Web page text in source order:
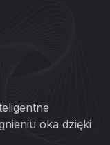
oka dzięki